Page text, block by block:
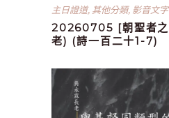
主日證道, 其他分類, 影音文字
20260705 [朝聖者
老) (詩一百二十1-7)